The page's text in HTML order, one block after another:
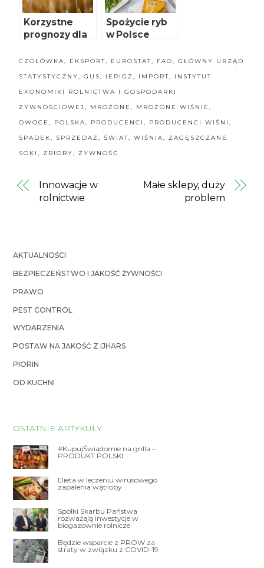
Korzystne
prognozy dla
Spożycie ryb
w Polsce
CZOŁÓWKA, EKSPORT, EUROSTAT, FAO,GŁÓWNY URZĄD
STATYSTYCZNY,GUS, IERIGŻ, IMPORT, INSTYTUT
EKONOMIKI ROLNICTWA I GOSPODARKI
ŻYWNOŚCIOWEJ, MROŻONE, MROŻONE WIŚNIE,
OWOCE, POLSKA, PRODUCENCI, PRODUCENCI WIŚNI,
SPADEK, SPRZEDAŻ,ŚWIAT,WIŚNIA, ZAGĘSZCZANE
SOKI, ZBIORY,ŻYWNOŚĆ
Innowacje w
rolnictwie
Małe sklepy, duży
problem
AKTUALNOŚCI
BEZPIECZEŃSTWO I JAKOŚĆ ŻYWNOŚCI
PRAWO
PEST CONTROL
WYDARZENIA
POSTAW NA JAKOŚĆ Z IJHARS
PIORIN
OD KUCHNI
OSTATNIE ARTYKUŁY
#KupujŚwiadomie na grilla –
PRODUKT POLSKI
Dieta w leczeniu wirusowego
zapalenia wątroby
Spółki Skarbu Państwa
rozważają inwestycje w
biogazownie rolnicze
Będzie wsparcie z PROW za
straty w związku z COVID-19